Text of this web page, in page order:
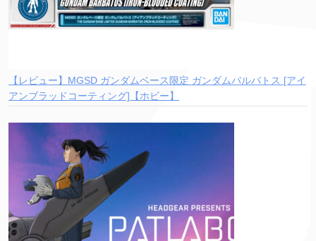
【レビュー】MGSD ガンダムベース限定 ガンダムバルバトス [アイ
アンブラッドコーティング]【ホビー】